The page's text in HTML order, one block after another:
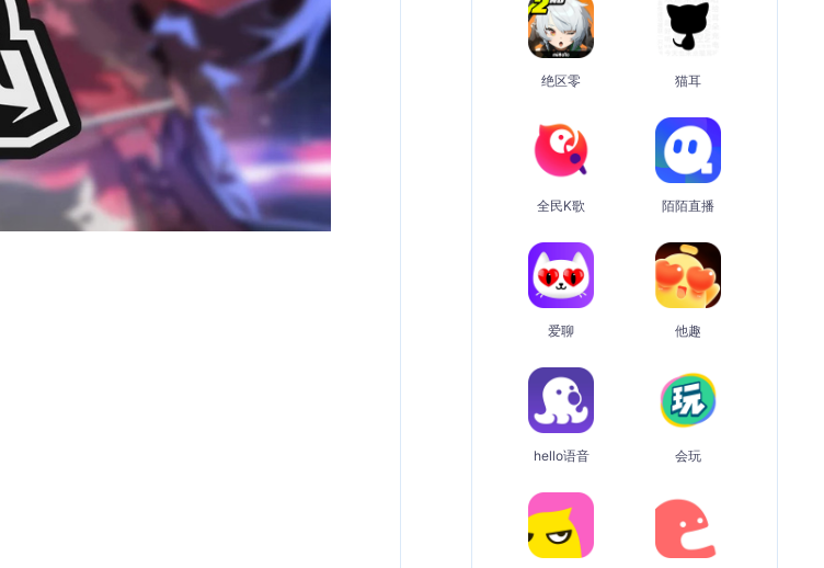
绝区零 猫耳
全民K歌 陌陌直播
爱聊 他趣
hello语音 会玩